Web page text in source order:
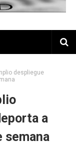
despliegue
a
semana